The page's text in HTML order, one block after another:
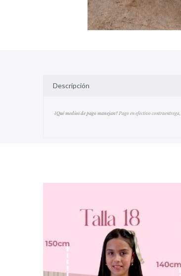
Descripción
¿Qué medios de pago manejan? Pago en efectivo contraentrega,